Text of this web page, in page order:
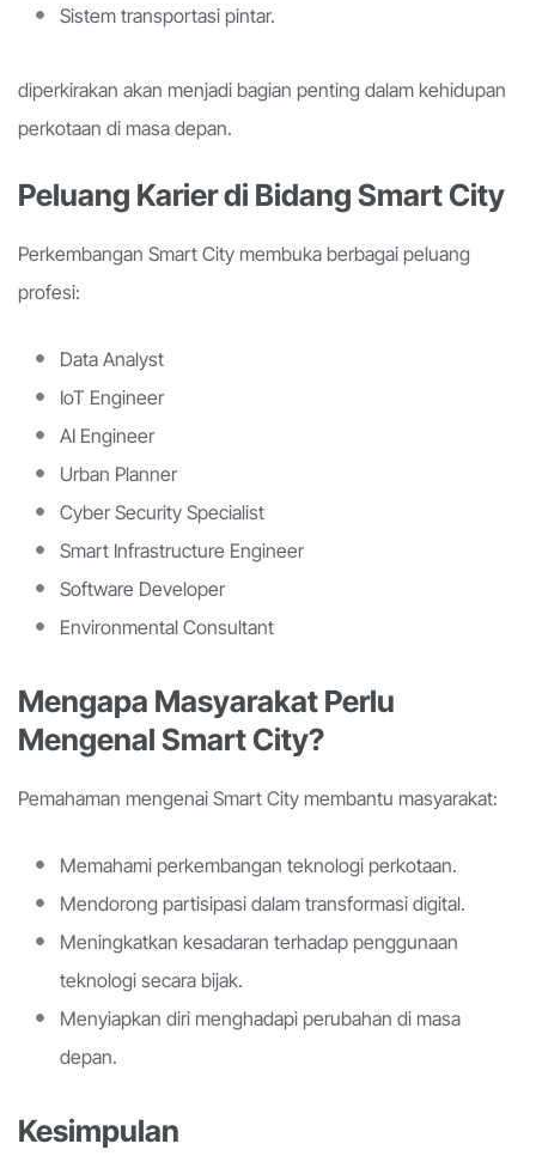
Sistem transportasi pintar.
diperkirakan akan menjadi bagian penting dalam kehidupan
perkotaan di masa depan.
Peluang Karier di Bidang Smart City
Perkembangan Smart City membuka berbagai peluang
profesi:
Data Analyst
IoT Engineer
AI Engineer
Urban Planner
Cyber Security Specialist
Smart Infrastructure Engineer
Software Developer
Environmental Consultant
Mengapa Masyarakat Perlu
Mengenal Smart City?
Pemahaman mengenai Smart City membantu masyarakat:
Memahami perkembangan teknologi perkotaan.
Mendorong partisipasi dalam transformasi digital.
Meningkatkan kesadaran terhadap penggunaan
teknologi secara bijak.
Menyiapkan diri menghadapi perubahan di masa
depan.
Kesimpulan